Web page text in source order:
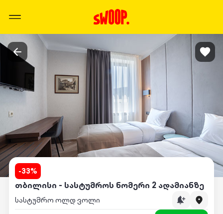
-33%
თბილისი - სასტუმროს ნომერი 2 ადამიანზე
სასტუმრო ოლდ ვოლი